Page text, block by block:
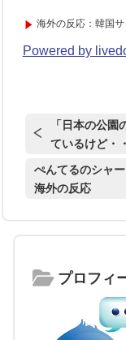
海外の反応：韓国
Powered by
「日本の公
ているけど・
ぺんてるのシャ
海外の反応
プロフィ